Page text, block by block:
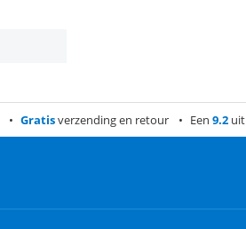
Gratisverzending en retour Een 9.2uit